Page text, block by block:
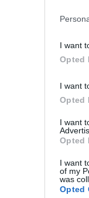
I want
Opted
I want
Opted
I want
Opted
I want
of my
was
Opted
jön ki